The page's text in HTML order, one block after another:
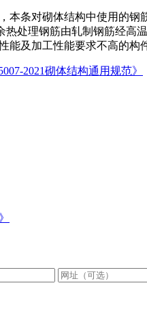
本条对砌体结构中使用的
处理钢筋由轧制钢筋经高
及加工性能要求不高的构
2021砌体结构通用规范》